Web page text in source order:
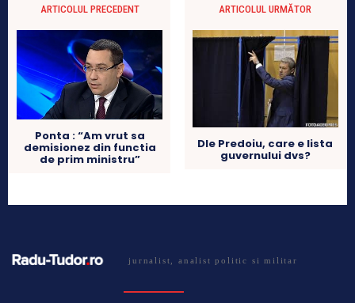
ARTICOLUL PRECEDENT
Ponta : “Am vrut sa
demisionez din functia
de prim ministru”
ARTICOLUL URMĂTOR
Dle Predoiu, care e lista
guvernului dvs?
jurnalist, analist politic si militar